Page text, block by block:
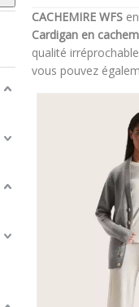
CACHEMIRE WFS
Cardigan en
qualité
vous pouvez